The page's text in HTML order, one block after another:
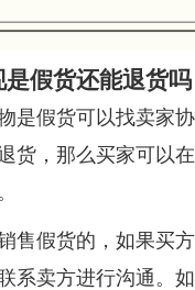
假货还能退货吗
是假货可以找卖家
货，那么买家可以
售假货的，如果买
系卖方进行沟通。